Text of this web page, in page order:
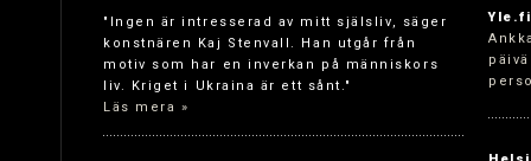
"Ingen är intresserad av mitt själsliv, säger
konstnären Kaj Stenvall. Han utgår från
motiv som har en inverkan på människors
liv. Kriget i Ukraina är ett sånt."
Läs mera »